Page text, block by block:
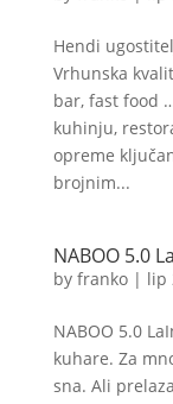
Hendi
Vrhunska
bar, fast food
kuhinju,
opreme
brojnim...
NABOO 5.0
by franko| lip
NABOO 5.0
kuhare. Za
sna. Ali